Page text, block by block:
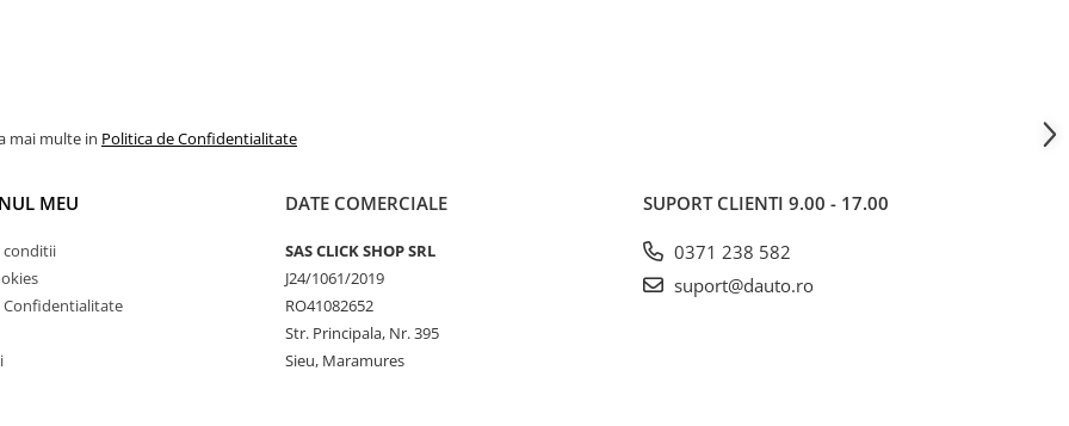
mai multe in Politica de Confidentialitate
MEU
conditii
Confidentialitate
DATE COMERCIALE
SAS CLICK SHOP SRL
J24/1061/2019
RO41082652
Str. Principala, Nr. 395
Sieu, Maramures
SUPORT CLIENTI 9.00 - 17.00
0371 238 582
suport@dauto.ro